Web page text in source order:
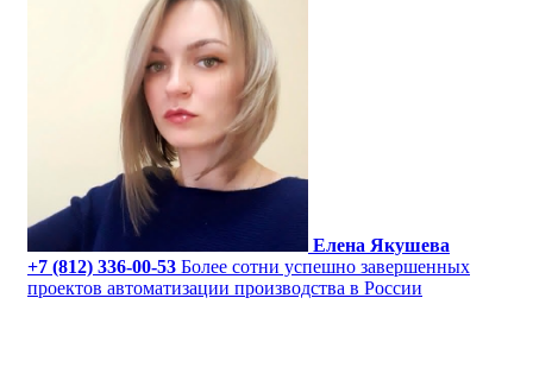
Елена Якушева
+7 (812) 336-00-53 Более сотни успешно завершенных
проектов автоматизации производства в России